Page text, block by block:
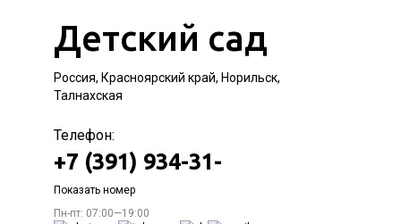
Детский сад
Россия, Красноярский край, Норильск,
Талнахская
Телефон:
+7 (391) 934-31-
Показать номер
Пн-пт: 07:00—19:00